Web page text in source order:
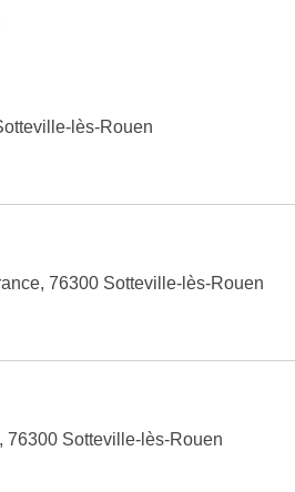
lès-Rouen
76300 Sotteville-lès-Rouen
76300 Sotteville-lès-Rouen